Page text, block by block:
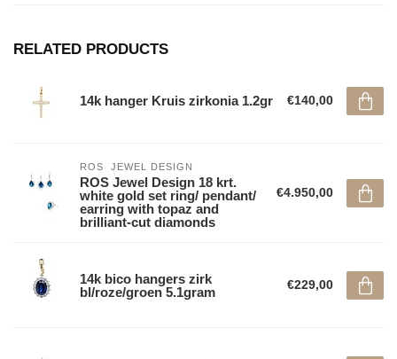
RELATED PRODUCTS
14k hanger Kruis zirkonia 1.2gr €140,00
ROS  JEWEL DESIGN
ROS Jewel Design 18 krt.
white gold set ring/ pendant/
earring with topaz and
brilliant-cut diamonds
€4.950,00
14k bico hangers zirk
bl/roze/groen 5.1gram
€229,00